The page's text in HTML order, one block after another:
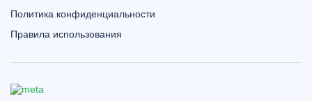
Политика конфиденциальности
Правила использования